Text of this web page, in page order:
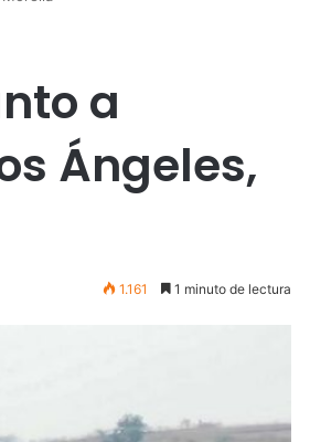
a
Ángeles,
1.161 1 minuto de lectura